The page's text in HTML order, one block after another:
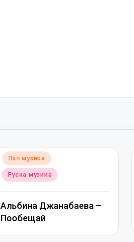
Posted
in
Поп музика
Руска музика
Альбина Джанабаева –
Пообещай